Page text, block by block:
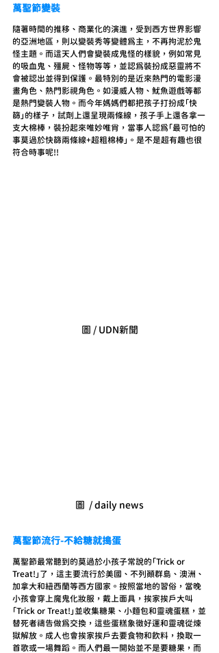
萬聖節變裝
隨著時間的推移、商業化的演進，受到西方世界影響
的亞洲地區，則以變裝秀等變體為主，不再拘泥於鬼
怪主題。而這天人們會變裝成鬼怪的樣貌，例如常見
的吸血鬼、殭屍、怪物等等，並認為裝扮成惡靈將不
會被認出並得到保護。最特別的是近來熱門的電影漫
畫角色、熱門影視角色。如漫威人物、魷魚遊戲等都
是熱門變裝人物。而今年媽媽們都把孩子打扮成「快
篩」的樣子，試劑上還呈現兩條線，孩子手上還各拿一
支大棉棒，裝扮起來唯妙唯肖，當事人認為「最可怕的
事莫過於快篩兩條線+超粗棉棒」。是不是超有趣也很
符合時事呢!!
圖 / UDN新聞
圖  / daily news
萬聖節流行-不給糖就搗蛋
萬聖節最常聽到的莫過於小孩子常說的「Trick or
Treat!」了，這主要流行於美國、不列顛群島、澳洲、
加拿大和紐西蘭等西方國家。按照當地的習俗，當晚
小孩會穿上魔鬼化妝服，戴上面具，挨家挨戶大叫
「Trick or Treat!」並收集糖果、小麵包和靈魂蛋糕，並
替死者禱告做為交換，這些蛋糕象徵好運和靈魂從煉
獄解放。成人也會挨家挨戶去要食物和飲料，換取一
首歌或一場舞蹈。而人們最一開始並不是要糖果，而